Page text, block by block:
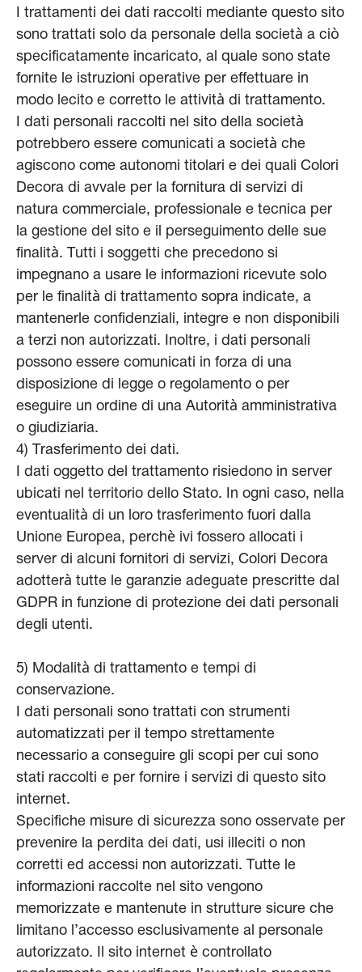
I trattamenti dei dati raccolti mediante questo sito
sono trattati solo da personale della società a ciò
specificatamente incaricato, al quale sono state
fornite le istruzioni operative per effettuare in
modo lecito e corretto le attività di trattamento.
I dati personali raccolti nel sito della società
potrebbero essere comunicati a società che
agiscono come autonomi titolari e dei quali Colori
Decora di avvale per la fornitura di servizi di
natura commerciale, professionale e tecnica per
la gestione del sito e il perseguimento delle sue
finalità. Tutti i soggetti che precedono si
impegnano a usare le informazioni ricevute solo
per le finalità di trattamento sopra indicate, a
mantenerle confidenziali, integre e non disponibili
a terzi non autorizzati. Inoltre, i dati personali
possono essere comunicati in forza di una
disposizione di legge o regolamento o per
eseguire un ordine di una Autorità amministrativa
o giudiziaria.
4) Trasferimento dei dati.
I dati oggetto del trattamento risiedono in server
ubicati nel territorio dello Stato. In ogni caso, nella
eventualità di un loro trasferimento fuori dalla
Unione Europea, perchè ivi fossero allocati i
server di alcuni fornitori di servizi, Colori Decora
adotterà tutte le garanzie adeguate prescritte dal
GDPR in funzione di protezione dei dati personali
degli utenti.
5) Modalità di trattamento e tempi di
conservazione.
I dati personali sono trattati con strumenti
automatizzati per il tempo strettamente
necessario a conseguire gli scopi per cui sono
stati raccolti e per fornire i servizi di questo sito
internet.
Specifiche misure di sicurezza sono osservate per
prevenire la perdita dei dati, usi illeciti o non
corretti ed accessi non autorizzati. Tutte le
informazioni raccolte nel sito vengono
memorizzate e mantenute in strutture sicure che
limitano l’accesso esclusivamente al personale
autorizzato. Il sito internet è controllato